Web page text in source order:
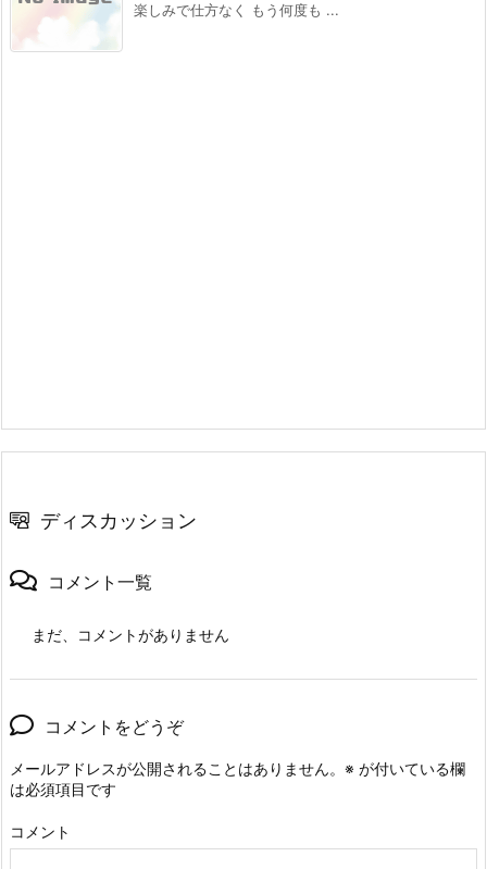
楽しみで仕方なく もう何度も ...
ディスカッション
コメント一覧
まだ、コメントがありません
コメントをどうぞ
メールアドレスが公開されることはありません。 ※ が付いている欄
は必須項目です
コメント